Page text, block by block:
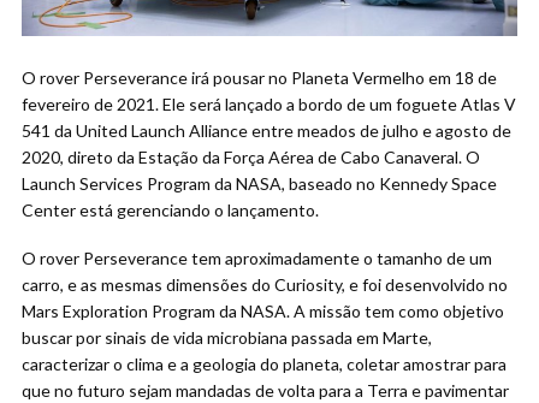
O rover Perseverance irá pousar no Planeta Vermelho em 18 de
fevereiro de 2021. Ele será lançado a bordo de um foguete Atlas V
541 da United Launch Alliance entre meados de julho e agosto de
2020, direto da Estação da Força Aérea de Cabo Canaveral. O
Launch Services Program da NASA, baseado no Kennedy Space
Center está gerenciando o lançamento.
O rover Perseverance tem aproximadamente o tamanho de um
carro, e as mesmas dimensões do Curiosity, e foi desenvolvido no
Mars Exploration Program da NASA. A missão tem como objetivo
buscar por sinais de vida microbiana passada em Marte,
caracterizar o clima e a geologia do planeta, coletar amostrar para
que no futuro sejam mandadas de volta para a Terra e pavimentar